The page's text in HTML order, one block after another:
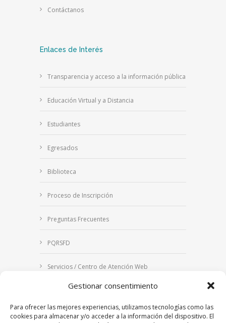
Gestionar consentimiento
Para ofrecer las mejores experiencias, utilizamos tecnologías como las
cookies para almacenar y/o acceder a la información del dispositivo. El
Contáctanos
Enlaces de Interés
Transparencia y acceso a la información pública
Educación Virtual y a Distancia
Estudiantes
Egresados
Biblioteca
Proceso de Inscripción
Preguntas Frecuentes
PQRSFD
Servicios / Centro de Atención Web
Correo Institucional
Notificaciones judiciales